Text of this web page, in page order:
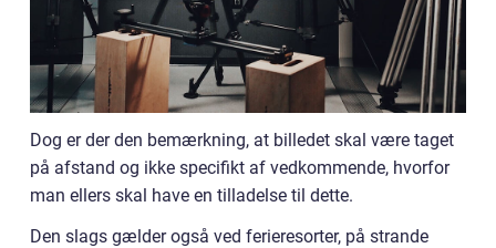
Dog er der den bemærkning, at billedet skal være taget
på afstand og ikke specifikt af vedkommende, hvorfor
man ellers skal have en tilladelse til dette.
Den slags gælder også ved ferieresorter, på strande